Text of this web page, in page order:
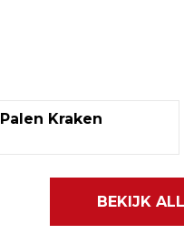
Palen Kraken
BEKIJK